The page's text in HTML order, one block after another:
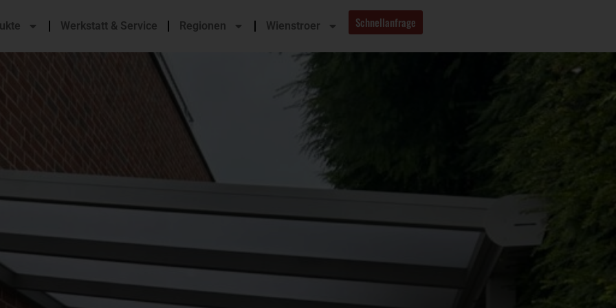
Werkstatt & Service Regionen Wienstroer Schnellanfrage